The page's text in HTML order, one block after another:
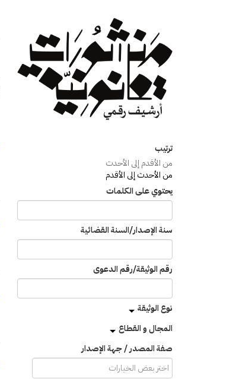
ترتيب
من الأقدم إلى الأحدث
من الأحدث إلى الأقدم
يحتوي على الكلمات
سنة الإصدار/السنة القضائية
رقم الوثيقة/رقم الدعوى
نوع الوثيقة
المجال و القطاع
صفة المصدر / جهة الإصدار